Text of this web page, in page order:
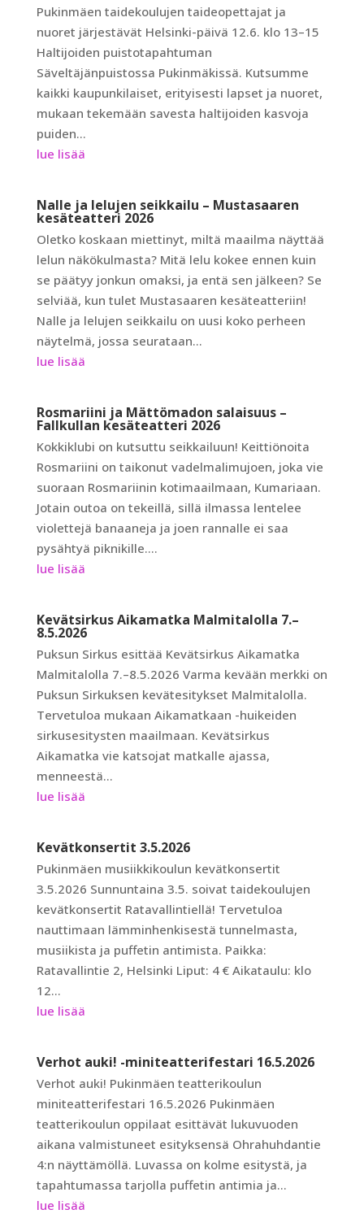
Pukinmäen taidekoulujen taideopettajat ja
nuoret järjestävät Helsinki-päivä 12.6. klo 13–15
Haltijoiden puistotapahtuman
Säveltäjänpuistossa Pukinmäkissä. Kutsumme
kaikki kaupunkilaiset, erityisesti lapset ja nuoret,
mukaan tekemään savesta haltijoiden kasvoja
puiden...
lue lisää
Nalle ja lelujen seikkailu – Mustasaaren
kesäteatteri 2026
Oletko koskaan miettinyt, miltä maailma näyttää
lelun näkökulmasta? Mitä lelu kokee ennen kuin
se päätyy jonkun omaksi, ja entä sen jälkeen? Se
selviää, kun tulet Mustasaaren kesäteatteriin!
Nalle ja lelujen seikkailu on uusi koko perheen
näytelmä, jossa seurataan...
lue lisää
Rosmariini ja Mättömadon salaisuus –
Fallkullan kesäteatteri 2026
Kokkiklubi on kutsuttu seikkailuun! Keittiönoita
Rosmariini on taikonut vadelmalimujoen, joka vie
suoraan Rosmariinin kotimaailmaan, Kumariaan.
Jotain outoa on tekeillä, sillä ilmassa lentelee
violettejä banaaneja ja joen rannalle ei saa
pysähtyä piknikille....
lue lisää
Kevätsirkus Aikamatka Malmitalolla 7.–
8.5.2026
Puksun Sirkus esittää Kevätsirkus Aikamatka
Malmitalolla 7.–8.5.2026 Varma kevään merkki on
Puksun Sirkuksen kevätesitykset Malmitalolla.
Tervetuloa mukaan Aikamatkaan -huikeiden
sirkusesitysten maailmaan. Kevätsirkus
Aikamatka vie katsojat matkalle ajassa,
menneestä...
lue lisää
Kevätkonsertit 3.5.2026
Pukinmäen musiikkikoulun kevätkonsertit
3.5.2026 Sunnuntaina 3.5. soivat taidekoulujen
kevätkonsertit Ratavallintiellä! Tervetuloa
nauttimaan lämminhenkisestä tunnelmasta,
musiikista ja puffetin antimista. Paikka:
Ratavallintie 2, Helsinki Liput: 4 € Aikataulu: klo
12...
lue lisää
Verhot auki! -miniteatterifestari 16.5.2026
Verhot auki! Pukinmäen teatterikoulun
miniteatterifestari 16.5.2026 Pukinmäen
teatterikoulun oppilaat esittävät lukuvuoden
aikana valmistuneet esityksensä Ohrahuhdantie
4:n näyttämöllä. Luvassa on kolme esitystä, ja
tapahtumassa tarjolla puffetin antimia ja...
lue lisää